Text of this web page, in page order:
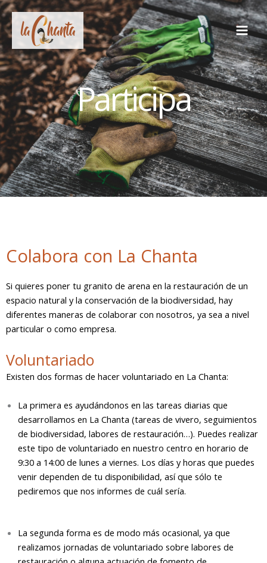
Ir
al
contenido
Participa
Colabora con La Chanta
Si quieres poner tu granito de arena en la restauración de un
espacio natural y la conservación de la biodiversidad, hay
diferentes maneras de colaborar con nosotros, ya sea a nivel
particular o como empresa.
Voluntariado
Existen dos formas de hacer voluntariado en La Chanta:
La primera es ayudándonos en las tareas diarias que
desarrollamos en La Chanta (tareas de vivero, seguimientos
de biodiversidad, labores de restauración…). Puedes realizar
este tipo de voluntariado en nuestro centro en horario de
9:30 a 14:00 de lunes a viernes. Los días y horas que puedes
venir dependen de tu disponibilidad, así que sólo te
pediremos que nos informes de cuál sería.
La segunda forma es de modo más ocasional, ya que
realizamos jornadas de voluntariado sobre labores de